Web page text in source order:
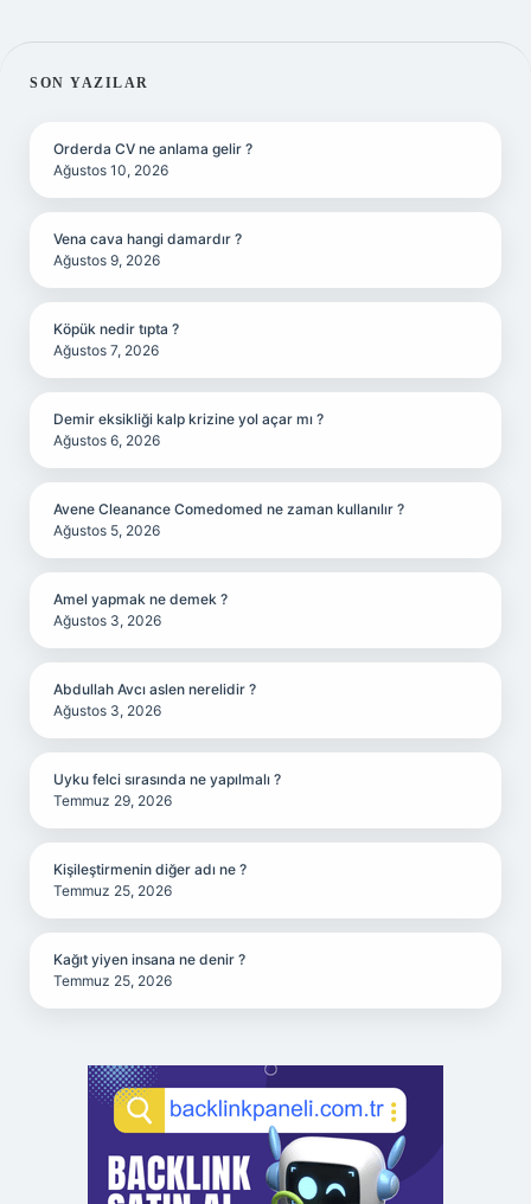
SIDEBAR
SON YAZILAR
Orderda CV ne anlama gelir ?
Ağustos 10, 2026
Vena cava hangi damardır ?
Ağustos 9, 2026
Köpük nedir tıpta ?
Ağustos 7, 2026
Demir eksikliği kalp krizine yol açar mı ?
Ağustos 6, 2026
Avene Cleanance Comedomed ne zaman kullanılır ?
Ağustos 5, 2026
Amel yapmak ne demek ?
Ağustos 3, 2026
Abdullah Avcı aslen nerelidir ?
Ağustos 3, 2026
Uyku felci sırasında ne yapılmalı ?
Temmuz 29, 2026
Kişileştirmenin diğer adı ne ?
Temmuz 25, 2026
Kağıt yiyen insana ne denir ?
Temmuz 25, 2026